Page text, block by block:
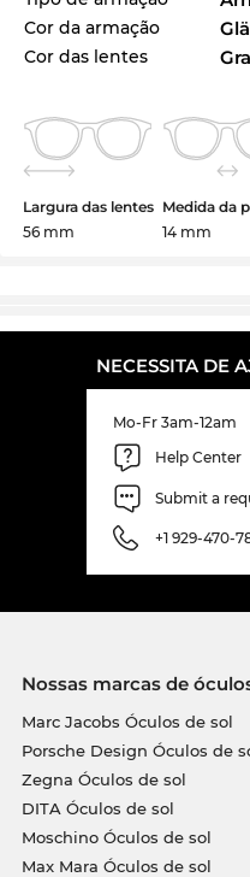
Cor da armação
Cor das lentes
Largura das lentes
56 mm
Medida da
14 mm
NECESSITA DE
Mo-Fr 3am-12am
Help Center
Submit a
+1 929-470-
Nossas marcas de
Marc Jacobs Óculos de sol
Porsche Design Óculos de
Zegna Óculos de sol
DITA Óculos de sol
Moschino Óculos de sol
Max Mara Óculos de sol